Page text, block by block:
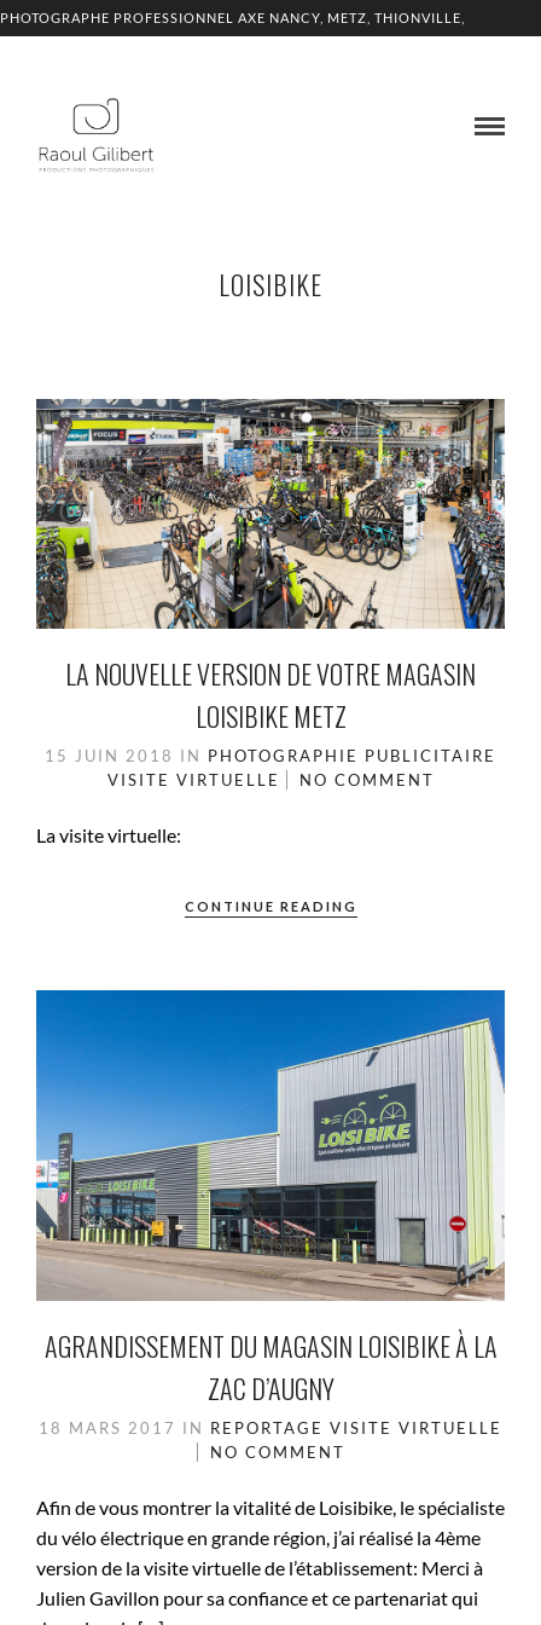
PHOTOGRAPHE PROFESSIONNEL AXE NANCY, METZ, THIONVILLE,
LOISIBIKE
LA NOUVELLE VERSION DE VOTRE MAGASIN
LOISIBIKE METZ
15 JUIN 2018 IN PHOTOGRAPHIE PUBLICITAIRE
VISITE VIRTUELLE
NO COMMENT
La visite virtuelle:
CONTINUE READING
AGRANDISSEMENT DU MAGASIN LOISIBIKE À LA
ZAC D’AUGNY
18 MARS 2017 IN REPORTAGE VISITE VIRTUELLE
NO COMMENT
Afin de vous montrer la vitalité de Loisibike, le spécialiste
du vélo électrique en grande région, j’ai réalisé la 4ème
version de la visite virtuelle de l’établissement: Merci à
Julien Gavillon pour sa confiance et ce partenariat qui